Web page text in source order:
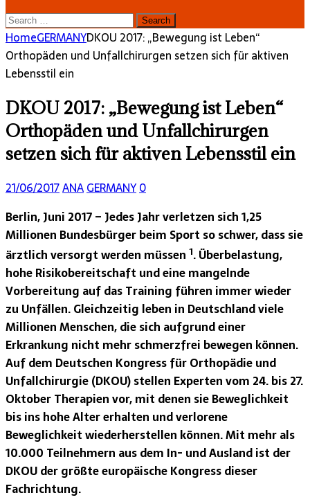
Search
for:
HomeGERMANYDKOU 2017: „Bewegung ist Leben“
Orthopäden und Unfallchirurgen setzen sich für aktiven
Lebensstil ein
DKOU 2017: „Bewegung ist Leben“
Orthopäden und Unfallchirurgen
setzen sich für aktiven Lebensstil ein
21/06/2017ANAGERMANY0
Berlin, Juni 2017 – Jedes Jahr verletzen sich 1,25
Millionen Bundesbürger beim Sport so schwer, dass sie
ärztlich versorgt werden müssen 1. Überbelastung,
hohe Risikobereitschaft und eine mangelnde
Vorbereitung auf das Training führen immer wieder
zu Unfällen. Gleichzeitig leben in Deutschland viele
Millionen Menschen, die sich aufgrund einer
Erkrankung nicht mehr schmerzfrei bewegen können.
Auf dem Deutschen Kongress für Orthopädie und
Unfallchirurgie (DKOU) stellen Experten vom 24. bis 27.
Oktober Therapien vor, mit denen sie Beweglichkeit
bis ins hohe Alter erhalten und verlorene
Beweglichkeit wiederherstellen können. Mit mehr als
10.000 Teilnehmern aus dem In- und Ausland ist der
DKOU der größte europäische Kongress dieser
Fachrichtung.